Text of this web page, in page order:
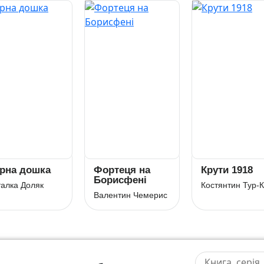
дошка
Доляк
Фортеця на
Борисфені
Валентин Чемерис
Крути 1918